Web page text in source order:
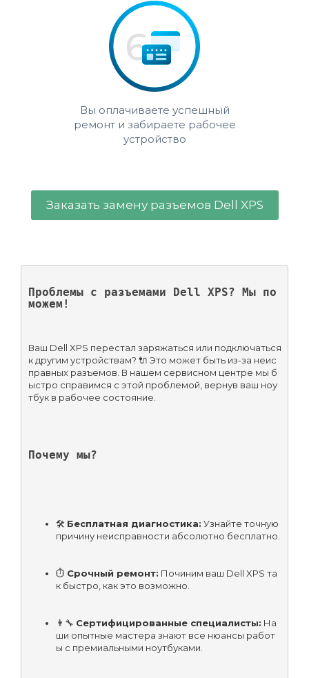
Вы оплачиваете успешный
ремонт и забираете рабочее
устройство
Заказать замену разъемов Dell XPS
Проблемы с разъемами Dell XPS? Мы по
можем!
Ваш Dell XPS перестал заряжаться или подключаться
к другим устройствам? 🔌 Это может быть из-за неис
правных разъемов. В нашем сервисном центре мы б
ыстро справимся с этой проблемой, вернув ваш ноу
тбук в рабочее состояние.
Почему мы?
🛠️ Бесплатная диагностика: Узнайте точную
причину неисправности абсолютно бесплатно.
⏱️ Срочный ремонт: Починим ваш Dell XPS та
к быстро, как это возможно.
👨‍🔧 Сертифицированные специалисты: На
ши опытные мастера знают все нюансы работ
ы с премиальными ноутбуками.